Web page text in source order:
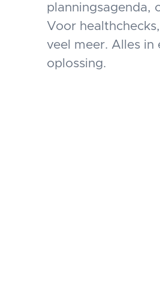
planningsagenda,
Voor
veel meer. Alles in
oplossing.